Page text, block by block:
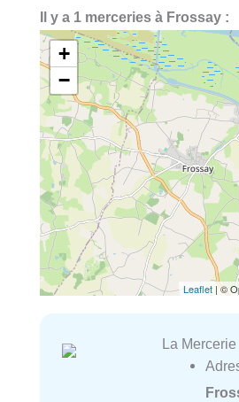
Il y a 1 merceries à Frossay :
+
−
Leaflet | ©
La Mercerie